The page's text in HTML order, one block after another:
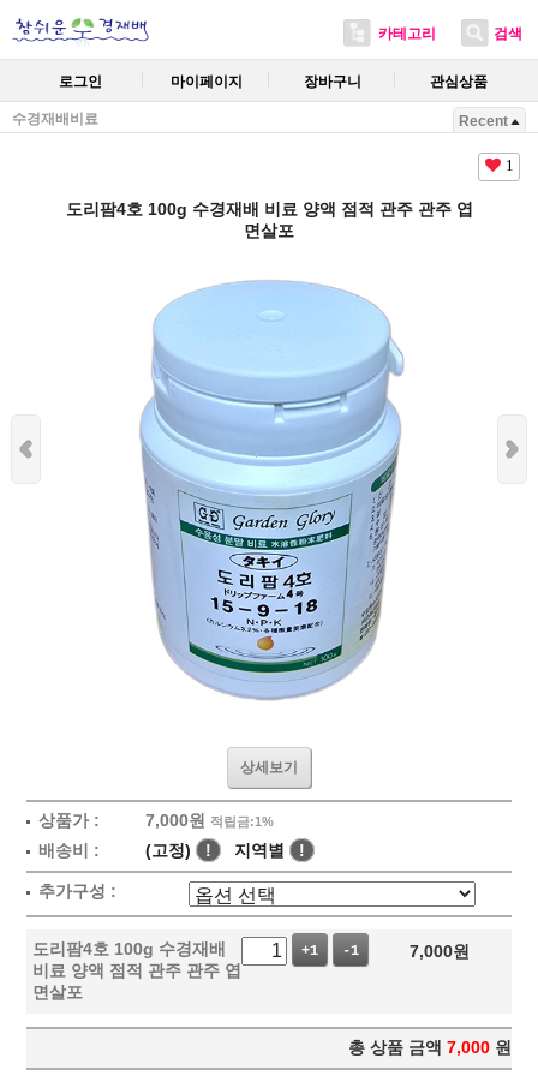
카테고리 검색
로그인 마이페이지 장바구니 관심상품
수경재배비료 Recent
1
도리팜4호 100g 수경재배 비료 양액 점적 관주 관주 엽
면살포
상세보기
상품가 : 7,000원 적립금:1%
배송비 : (고정) ! 지역별 !
추가구성 :
도리팜4호 100g 수경재배
비료 양액 점적 관주 관주 엽
면살포
+1 -1 7,000원
총 상품 금액 7,000 원